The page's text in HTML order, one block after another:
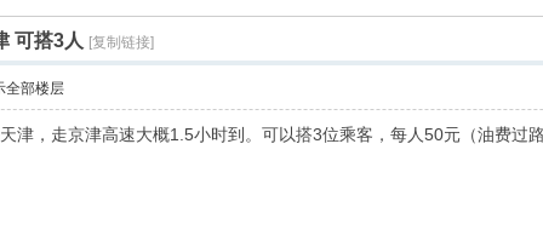
可搭3人 [复制链接]
全部楼层
津，走京津高速大概1.5小时到。可以搭3位乘客，每人50元（油费过